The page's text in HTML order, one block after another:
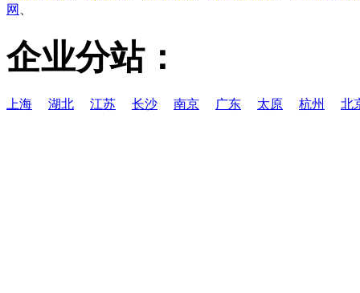
网
企业分站：
上海 湖北 江苏 长沙 南京 广东 太原 杭州 北